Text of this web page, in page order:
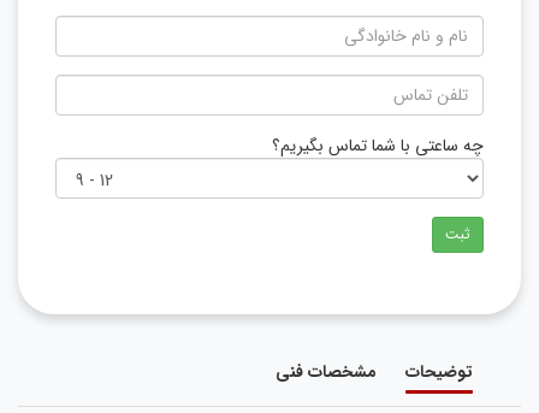
چه ساعتی با شما تماس بگیریم؟
ثبت
توضیحات مشخصات فنی